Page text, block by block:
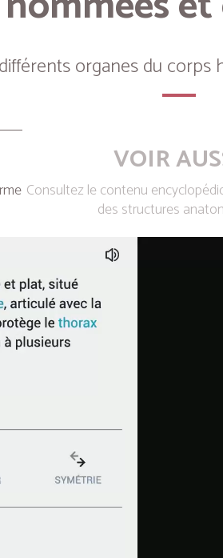
organes du
VOIR
Consultez le contenu
des structures